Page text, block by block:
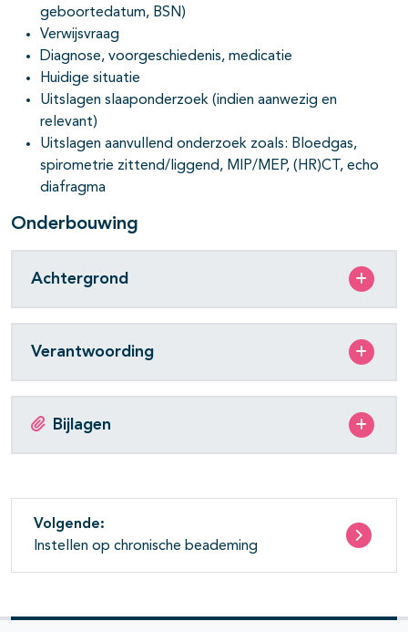
geboortedatum, BSN)
Verwijsvraag
Diagnose, voorgeschiedenis, medicatie
Huidige situatie
Uitslagen slaaponderzoek (indien aanwezig en
relevant)
Uitslagen aanvullend onderzoek zoals: Bloedgas,
spirometrie zittend/liggend, MIP/MEP, (HR)CT, echo
diafragma
Onderbouwing
Achtergrond
Verantwoording
Bijlagen
Volgende:
Instellen op chronische beademing